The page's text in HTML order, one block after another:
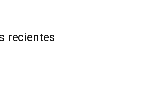
recientes